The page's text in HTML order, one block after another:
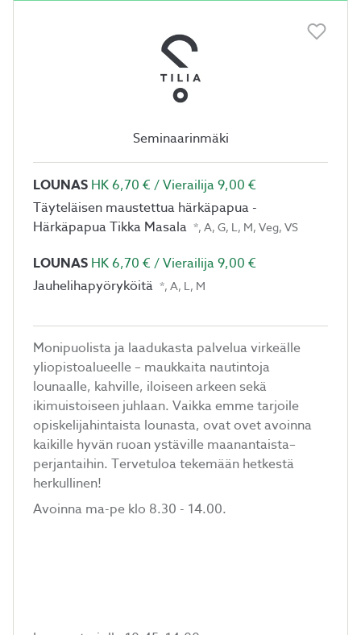
Seminaarinmäki
LOUNAS HK 6,70 € / Vierailija 9,00 €
Täyteläisen maustettua härkäpapua -
Härkäpapua Tikka Masala *, A, G, L, M, Veg, VS
LOUNAS HK 6,70 € / Vierailija 9,00 €
Jauhelihapyöryköitä *, A, L, M
Monipuolista ja laadukasta palvelua virkeälle
yliopistoalueelle – maukkaita nautintoja
lounaalle, kahville, iloiseen arkeen sekä
ikimuistoiseen juhlaan. Vaikka emme tarjoile
opiskelijahintaista lounasta, ovat ovet avoinna
kaikille hyvän ruoan ystäville maanantaista–
perjantaihin. Tervetuloa tekemään hetkestä
herkullinen!
Avoinna ma-pe klo 8.30 - 14.00.